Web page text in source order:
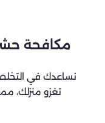
مكافحة
نساعدك في
تغزو منزلك،